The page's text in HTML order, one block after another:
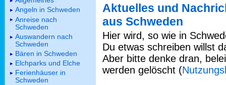
Aktuelles und
aus Schweden
Hier wird, so wie in
Du etwas schreiben willst
Aber bitte denke dran,
werden gelöscht (
Angeln in Schweden
Anreise nach
Schweden
Auswandern nach
Schweden
Bären in Schweden
Elchparks und Elche
Ferienhäuser in
Schweden